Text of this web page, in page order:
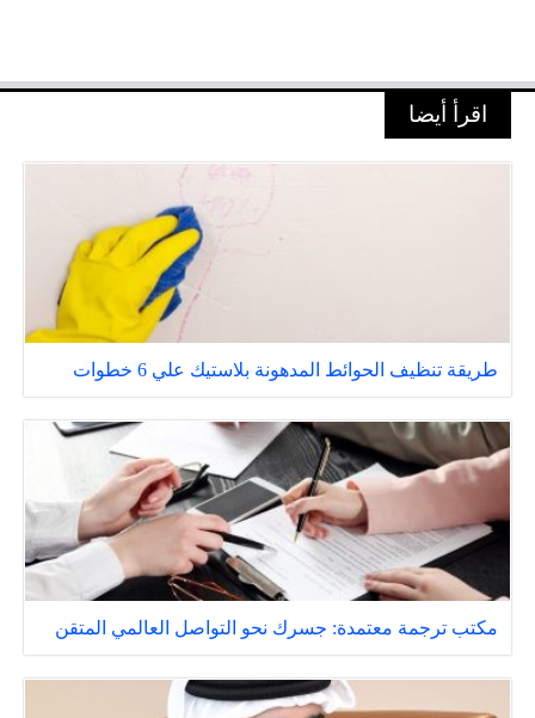
اقرأ أيضا
طريقة تنظيف الحوائط المدهونة بلاستيك علي 6 خطوات
مكتب ترجمة معتمدة: جسرك نحو التواصل العالمي المتقن